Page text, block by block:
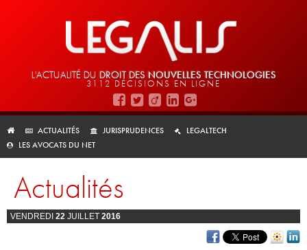
L'ACTUALITÉ DU DROIT DES NOUVELLES TECHNOLOGIES
3112 DÉCISIONS EN LIGNE
ACTUALITÉS JURISPRUDENCES
LEGALTECH
LES AVOCATS DU NET
Actualités
VENDREDI 22 JUILLET 2016